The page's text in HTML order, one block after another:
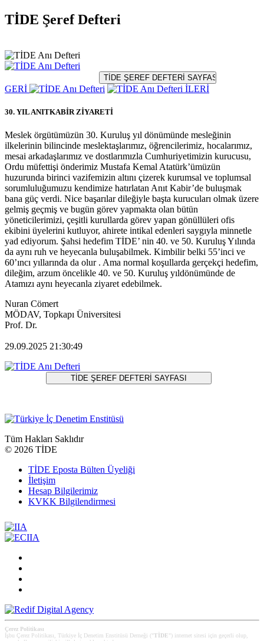
TİDE Şeref Defteri
GERİ İLERİ
30. YIL ANITKABİR ZİYARETİ
Meslek örgütümüzün 30. Kuruluş yıl dönümünde mesleğinin
ilkelerinin bilincinde meslektaşlarımız, öğrencilerimiz, hocalarımız,
mesai arkadaşlarımız ve dostlarımızla Cumhuriyetimizin kurucusu,
Ordu müfettişi önderimiz Mustafa Kemal Atatürk’ümüzün
huzurunda birinci vazifemizin altını çizerek kurumsal ve toplumsal
sorumluluğumuzu kendimize hatırlatan Anıt Kabir’de buluşmak
bana güç verdi. Nice başarılar dileğiyle başta kurucuları olmak üzere
gelmiş geçmiş ve bugün görev yapmakta olan bütün
yöneticilerimizi, çeşitli kurullarda görev yapan gönüllüleri ofis
ekibini üyelerini kutluyor, ahirete intikal edenleri saygıyla minnetle
yad ediyorum. Şahsi hedefim TİDE’ nin 40. ve 50. Kuruluş Yılında
da aynı ruh ve heyecanla buluşabilmek. Kimbilir belki 55’inci ve
60’ıncı yıllarında da olur . Ama normal koşullarda gerçekçi hedefim,
dileğim, arzum öncelikle 40. ve 50. Kuruluş yıldönümünde de
Atamızı aynı heyecanla ziyaret edebilmek.
Nuran Cömert
MÖDAV, Topkapı Üniversitesi
Prof. Dr.
29.09.2025 21:30:49
Tüm Hakları Saklıdır
© 2026 TİDE
TİDE Eposta Bülten Üyeliği
İletişim
Hesap Bilgilerimiz
KVKK Bilgilendirmesi
Çerez Politikası
İşbu Çerez Politikası, Türkiye İç Denetim Enstitüsü Derneği (" TİDE ") internet sitesi için geçerli olup,